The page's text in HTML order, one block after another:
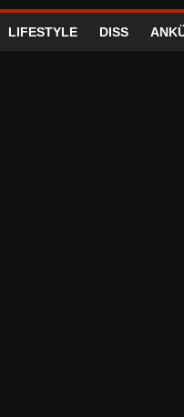
LIFESTYLE DISS